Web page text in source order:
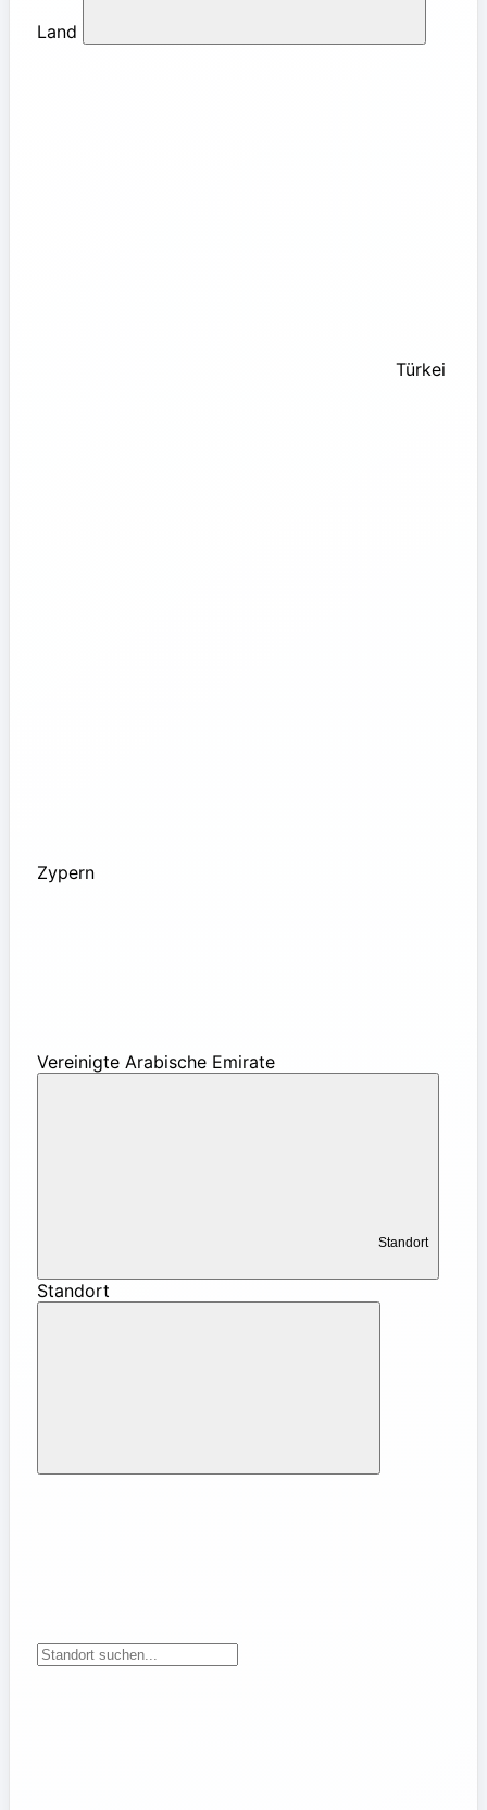
Land
Türkei
Zypern
Vereinigte Arabische Emirate
Standort
Standort